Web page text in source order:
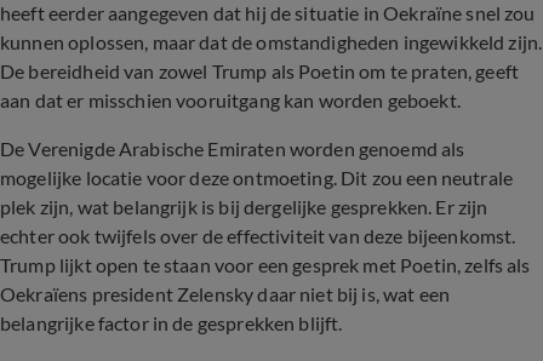
heeft eerder aangegeven dat hij de situatie in Oekraïne snel zou
kunnen oplossen, maar dat de omstandigheden ingewikkeld zijn.
De bereidheid van zowel Trump als Poetin om te praten, geeft
aan dat er misschien vooruitgang kan worden geboekt.
De Verenigde Arabische Emiraten worden genoemd als
mogelijke locatie voor deze ontmoeting. Dit zou een neutrale
plek zijn, wat belangrijk is bij dergelijke gesprekken. Er zijn
echter ook twijfels over de effectiviteit van deze bijeenkomst.
Trump lijkt open te staan voor een gesprek met Poetin, zelfs als
Oekraïens president Zelensky daar niet bij is, wat een
belangrijke factor in de gesprekken blijft.